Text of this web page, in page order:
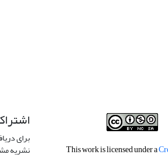
This work is licensed under a
برای
نشریه